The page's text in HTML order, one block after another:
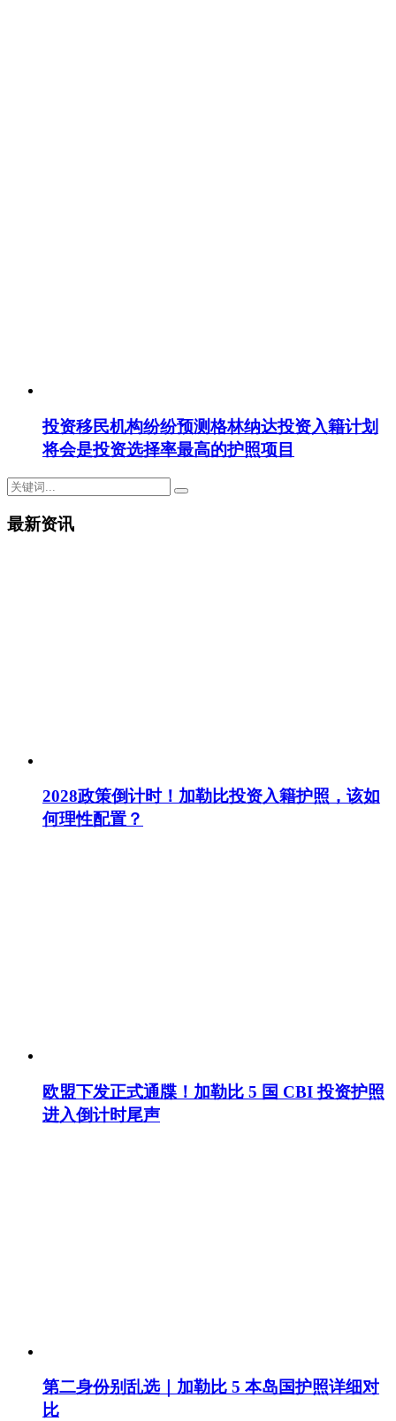
投资移民机构纷纷预测格林纳达投资入籍计划
将会是投资选择率最高的护照项目
最新资讯
2028政策倒计时！加勒比投资入籍护照，该如
何理性配置？
欧盟下发正式通牒！加勒比 5 国 CBI 投资护照
进入倒计时尾声
第二身份别乱选｜加勒比 5 本岛国护照详细对
比